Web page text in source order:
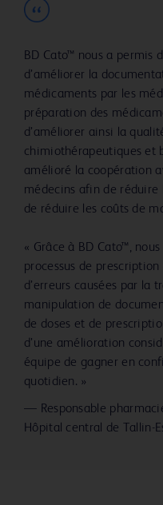
BD Cato™ nous a permis
d’améliorer la
médicaments par les
préparation des
d’améliorer ainsi la
chimiothérapeutiques et
amélioré la coopération
médecins afin de réduire
de réduire les coûts de
« Grâce à BD Cato™,
processus de
d’erreurs causées par la
manipulation de
de doses et de
d’une amélioration
équipe de gagner en
quotidien. »
— Responsable
Hôpital central de Tallin-